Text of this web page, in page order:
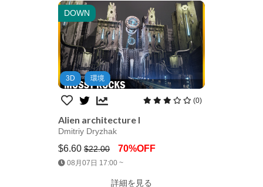
DOWN
3D 環境
(0)
Alien architecture I
Dmitriy Dryzhak
$6.60 $22.00 70%OFF
08月07日 17:00 ~
詳細を見る
Jump AssetStore